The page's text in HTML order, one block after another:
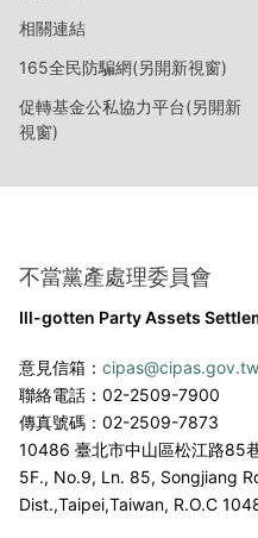
相關連結
165全民防騙網(另開新視窗)
促轉基金公私協力平台(另開新
視窗)
不當黨產處理委員會
Ill-gotten Party Assets
意見信箱： cipas@cipas.gov.tw
聯絡電話：02-2509-7900
傳真號碼：02-2509-7873
10486 臺北市中山區松江路85
5F., No.9, Ln. 85, Songjiang
Dist.,Taipei,Taiwan, R.O.C